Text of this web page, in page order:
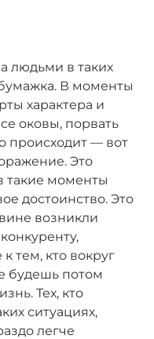
людьми в таких
В моменты
характера и
оковы, порвать
происходит — вот
Это
такие моменты
достоинство. Это
возникли
тем, кто вокруг
будешь потом
Тех, кто
ситуациях,
легче